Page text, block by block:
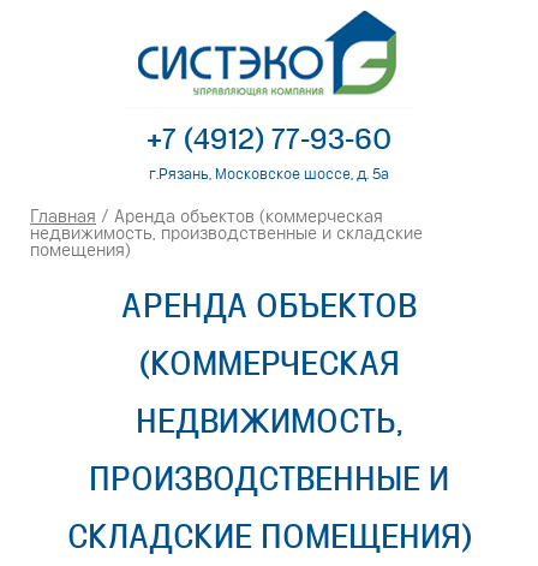
+7 (4912) 77-93-60
г.Рязань, Московское шоссе, д. 5а
Главная / Аренда объектов (коммерческая
недвижимость, производственные и складские
помещения)
АРЕНДА ОБЪЕКТОВ
(КОММЕРЧЕСКАЯ
НЕДВИЖИМОСТЬ,
ПРОИЗВОДСТВЕННЫЕ И
СКЛАДСКИЕ ПОМЕЩЕНИЯ)